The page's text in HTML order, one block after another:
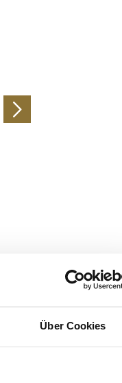
Über Cookies